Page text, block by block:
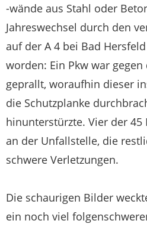
-wände aus Stahl oder
Jahreswechsel durch den
auf der A 4 bei Bad
worden: Ein Pkw war gegen
geprallt, woraufhin dieser
die Schutzplanke
hinunterstürzte. Vier der 45
an der Unfallstelle, die
schwere Verletzungen.
Die schaurigen Bilder
ein noch viel